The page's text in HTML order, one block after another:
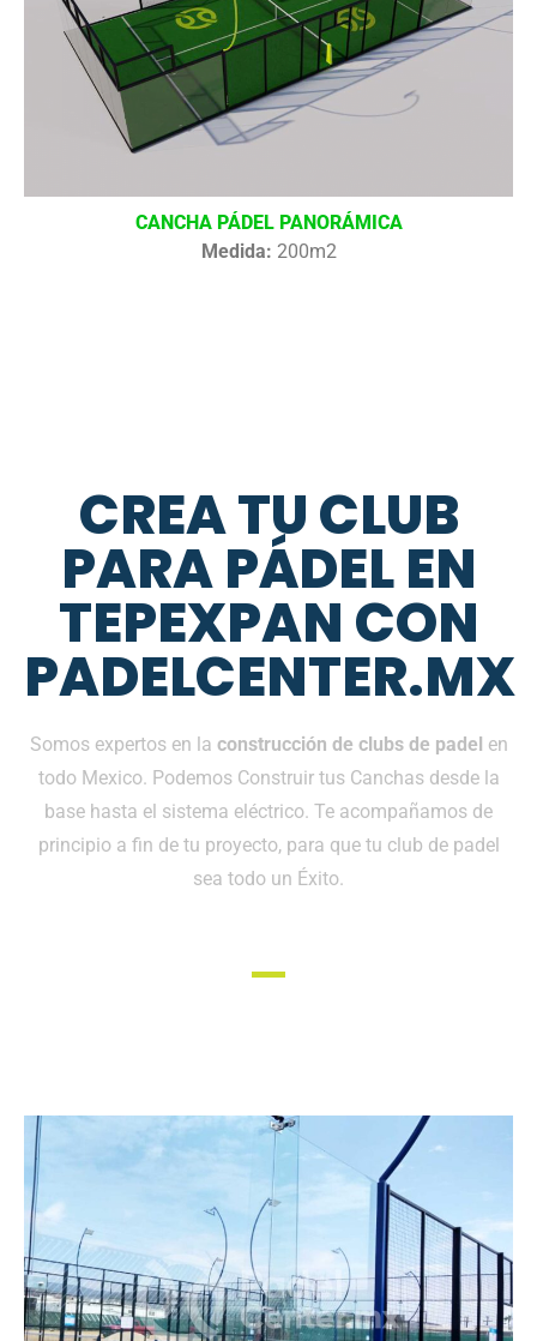
CANCHA PÁDEL PANORÁMICA
Medida: 200m2
CREA TU CLUB
PARA PÁDEL EN
TEPEXPAN CON
PADELCENTER.MX
Somos expertos en la construcción de clubs de padel en
todo Mexico. Podemos Construir tus Canchas desde la
base hasta el sistema eléctrico. Te acompañamos de
principio a fin de tu proyecto, para que tu club de padel
sea todo un Éxito.